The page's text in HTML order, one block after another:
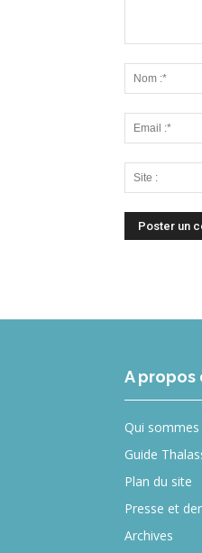
A propos
Qui
Guide
Plan du site
Presse et
Archives